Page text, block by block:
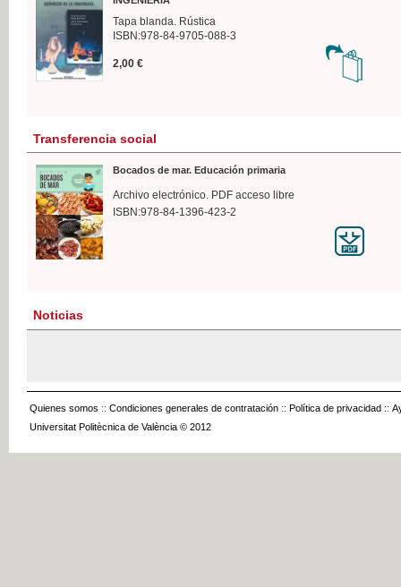
Tapa blanda. Rústica
ISBN:978-84-9705-088-3
2,00 €
Transferencia social
Bocados de mar. Educación primaria
Archivo electrónico. PDF acceso libre
ISBN:978-84-1396-423-2
Noticias
Quienes somos :: Condiciones generales de contratación :: Política de privacidad ::
Universitat Politècnica de València © 2012